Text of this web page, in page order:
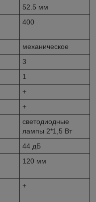
52.5 мм
400
механическое
3
1
+
+
светодиодные
лампы 2*1,5 Вт
44 дБ
120 мм
+